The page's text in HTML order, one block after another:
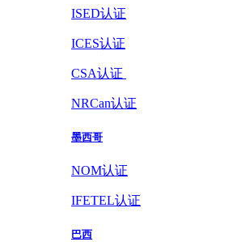
ISED认证
ICES认证
CSA认证
NRCan认证
墨西哥
NOM认证
IFETEL认证
巴西